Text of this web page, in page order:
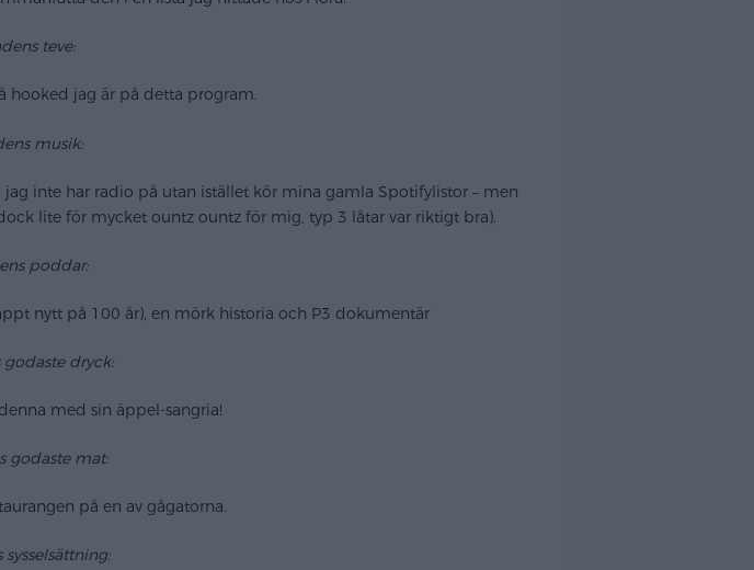
teve:
hooked jag är på detta program.
musik:
inte har radio på utan istället kör mina gamla Spotifylistor – men
lite för mycket ountz ountz för mig, typ 3 låtar var riktigt bra).
poddar:
nytt på 100 år), en mörk historia och P3 dokumentär
godaste dryck:
med sin äppel-sangria!
godaste mat:
på en av gågatorna.
sysselsättning: